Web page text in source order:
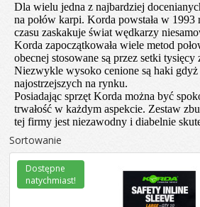
Dla wielu jedna z najbardziej
na połów karpi. Korda powstała w 1993
czasu zaskakuje świat wędkarzy
Korda zapoczątkowała wiele metod
obecnej stosowane są przez setki
Niezwykle wysoko cenione są haki gdyż
najostrzejszych na rynku.
Posiadając sprzęt Korda można być
trwałość w każdym aspekcie. Zestaw
tej firmy jest niezawodny i diabelnie
Sortowanie
Dostępne
natychmiast!